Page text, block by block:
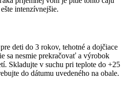
intenzívnejšie.
deti do 3 rokov, tehotné a dojčiace
sa nesmie prekračovať a výrobok
Skladujte v suchu pri teplote do +25
do dátumu uvedeného na obale.